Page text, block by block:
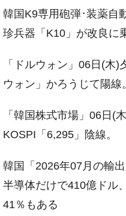
韓国K9専用砲弾･装薬自
珍兵器「K10」が改良に
「ドルウォン」06日(木)
ウォン」かろうじて陽線。
「韓国株式市場」06日(
KOSPI「6,295」陰線。
韓国「2026年07月の輸出
半導体だけで410億ドル
41％もある